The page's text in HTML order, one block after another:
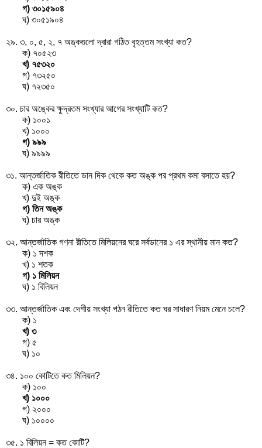
গ) ৩০১৫৯০৪
ঘ) ৩০৫১৯০৪
২৯. ৩, ০, ৫, ২, ৭ অঙ্কগুলো দ্বারা গঠিত বৃহত্তম সংখ্যা কত?
ক) ৭০৫২৩
খ) ৭৫৩২০
গ) ৭৩২৫০
ঘ) ৭২৩৫০
৩০. চার অঙ্কের ক্ষুদ্রতম সংখ্যার আগের সংখ্যাটি কত?
ক) ১০০১
খ) ১০০০
গ) ৯৯৯
ঘ) ৯৯৯৯
৩১. আন্তর্জাতিক রীতিতে ডান দিক থেকে কত অঙ্ক পর প্রথম কমা বসাতে হয়?
ক) এক অঙ্ক
খ) দুই অঙ্ক
গ) তিন অঙ্ক
ঘ) চার অঙ্ক
৩২. আন্তর্জাতিক গণনা রীতিতে মিলিয়নের ঘরে সর্বডানের ১ এর স্থানীয় মান কত?
ক) ১ দশক
খ) ১ শতক
গ) ১ মিলিয়ন
ঘ) ১ বিলিয়ন
৩৩. আন্তর্জাতিক এবং দেশীয় সংখ্যা পঠন রীতিতে কত ঘর সাধারণ নিয়ম মেনে চলে?
ক) ১
খ) ৩
গ) ৫
ঘ) ১০
৩৪. ১০০ কোটিতে কত মিলিয়ন?
ক) ১০০
খ) ১০০০
গ) ২০০০
ঘ) ১০০০০
৩৫. ১ বিলিয়ন = কত কোটি?